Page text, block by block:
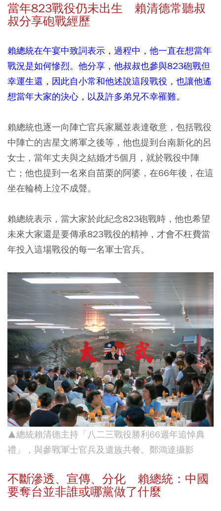
當年823戰役仍未出生 賴清德常聽叔
叔分享砲戰經歷
賴總統在午宴中致詞表示，過程中，他一直在想當年
戰況是如何慘烈。他分享，他叔叔也參與823砲戰但
幸運生還，因此自小常和他述說這段戰役，也讓他遙
想當年大家的決心，以及許多弟兄不幸罹難。
賴總統也逐一向陣亡官兵家屬並表達敬意，包括戰役
中陣亡的吉星文將軍之後等，他也提到台南新化的呂
女士，當年丈夫與之結婚才5個月，就於戰役中陣
亡；他也提到一名來自苗栗的阿婆，在66年後，在這
坐在輪椅上泣不成聲。
賴總統表示，當大家於此紀念823砲戰時，他也希望
未來大家還是要傳承823戰役的精神，才會不枉費當
年投入這場戰役的每一名軍士官兵。
▲總統賴清德主持「八二三戰役勝利66週年追悼典
禮」，與參戰軍士官兵及遺族共餐。鄭鴻達攝影
不斷滲透、宣傳、分化 賴總統：中國
要奪台並非誰或哪黨做了什麼